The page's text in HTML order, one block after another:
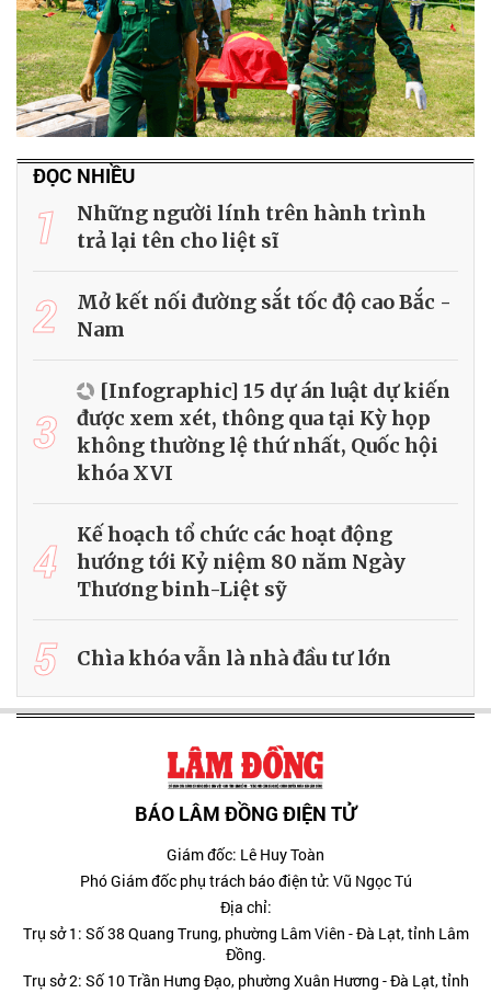
ĐỌC NHIỀU
1
Những người lính trên hành trình
trả lại tên cho liệt sĩ
2
Mở kết nối đường sắt tốc độ cao Bắc -
Nam
3
[Infographic] 15 dự án luật dự kiến
được xem xét, thông qua tại Kỳ họp
không thường lệ thứ nhất, Quốc hội
khóa XVI
4
Kế hoạch tổ chức các hoạt động
hướng tới Kỷ niệm 80 năm Ngày
Thương binh-Liệt sỹ
5 Chìa khóa vẫn là nhà đầu tư lớn
BÁO LÂM ĐỒNG ĐIỆN TỬ
Giám đốc: Lê Huy Toàn
Phó Giám đốc phụ trách báo điện tử: Vũ Ngọc Tú
Địa chỉ:
Trụ sở 1: Số 38 Quang Trung, phường Lâm Viên - Đà Lạt, tỉnh Lâm
Đồng.
Trụ sở 2: Số 10 Trần Hưng Đạo, phường Xuân Hương - Đà Lạt, tỉnh